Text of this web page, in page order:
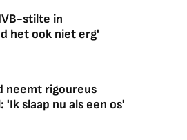
MediaMarkt
stilte in
het ook niet erg'
neemt rigoureus
slaap nu als een os'